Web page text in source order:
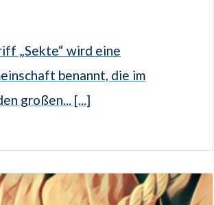
„Sekte“ wird eine
benannt, die im
großen... [...]